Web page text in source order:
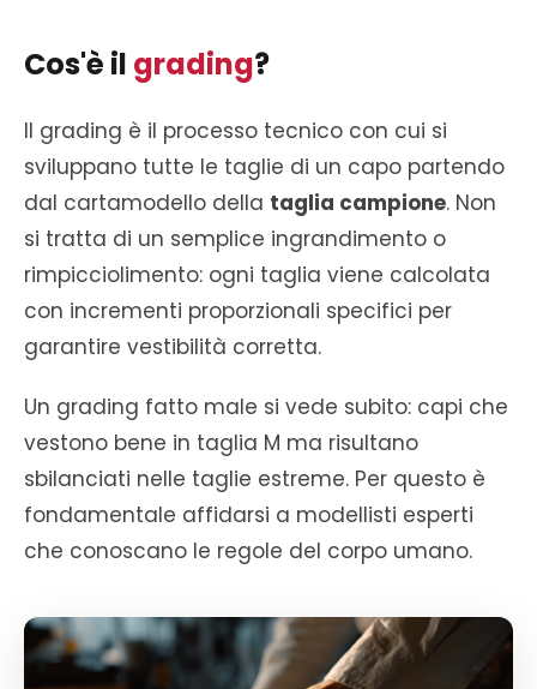
Cos'è il grading?
Il grading è il processo tecnico con cui si
sviluppano tutte le taglie di un capo partendo
dal cartamodello della taglia campione. Non
si tratta di un semplice ingrandimento o
rimpicciolimento: ogni taglia viene calcolata
con incrementi proporzionali specifici per
garantire vestibilità corretta.
Un grading fatto male si vede subito: capi che
vestono bene in taglia M ma risultano
sbilanciati nelle taglie estreme. Per questo è
fondamentale affidarsi a modellisti esperti
che conoscano le regole del corpo umano.